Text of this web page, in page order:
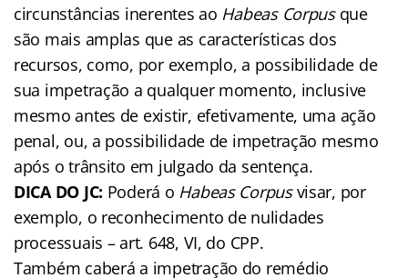
circunstâncias inerentes ao Habeas Corpusque
são mais amplas que as características dos
recursos, como, por exemplo, a possibilidade de
sua impetração a qualquer momento, inclusive
mesmo antes de existir, efetivamente, uma ação
penal, ou, a possibilidade de impetração mesmo
após o trânsito em julgado da sentença.
DICA DO JC: Poderá o Habeas Corpusvisar, por
exemplo, o reconhecimento de nulidades
processuais – art. 648, VI, do CPP.
Também caberá a impetração do remédio